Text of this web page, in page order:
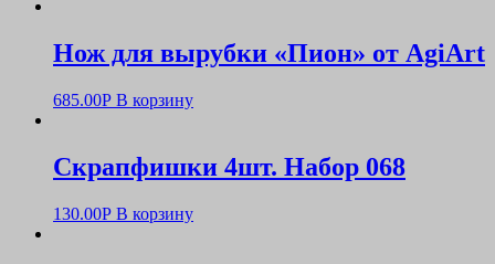
Нож для вырубки «Пион» от AgiArt
685.00Р В корзину
Скрапфишки 4шт. Набор 068
130.00Р В корзину